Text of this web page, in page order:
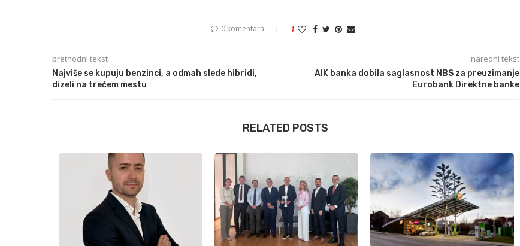
0 komentara 1
prethodni tekst
Najviše se kupuju benzinci, a odmah slede hibridi,
dizeli na trećem mestu
naredni tekst
AIK banka dobila saglasnost NBS za preuzimanje
Eurobank Direktne banke
RELATED POSTS